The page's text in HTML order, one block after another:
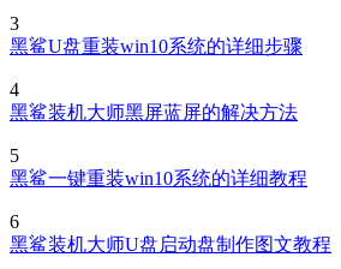
3
黑鲨U盘重装win10系统的详细步骤
4
黑鲨装机大师黑屏蓝屏的解决方法
5
黑鲨一键重装win10系统的详细教程
6
黑鲨装机大师U盘启动盘制作图文教程